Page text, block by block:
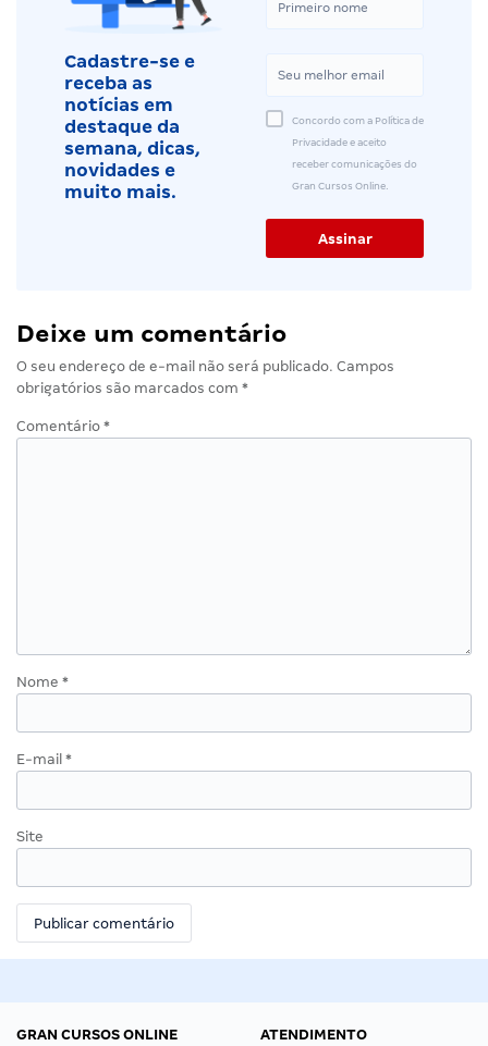
Cadastre-se e
receba as
notícias em
destaque da
semana, dicas,
novidades e
muito mais.
Concordo com a Política de
Privacidade e aceito
receber comunicações do
Gran Cursos Online.
Deixe um comentário
O seu endereço de e-mail não será publicado. Campos
obrigatórios são marcados com *
Comentário *
Nome *
E-mail *
Site
GRAN CURSOS ONLINE
ATENDIMENTO